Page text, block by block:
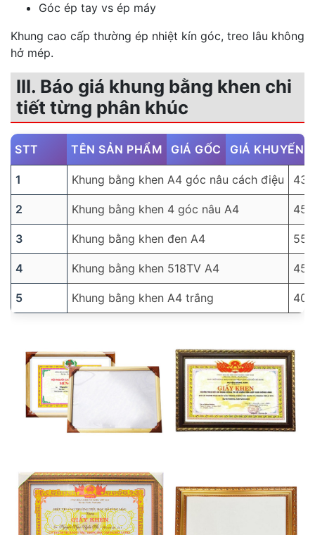
Góc ép tay vs ép máy
Khung cao cấp thường ép nhiệt kín góc, treo lâu không
hở mép.
III. Báo giá khung bằng khen chi
tiết từng phân khúc
STT TÊN SẢN PHẨM GIÁ GỐC GIÁ KHUYẾN
1 Khung bằng khen A4 góc nâu cách điệu
2 Khung bằng khen 4 góc nâu A4
3 Khung bằng khen đen A4
4 Khung bằng khen 518TV A4
5 Khung bằng khen A4 trắng